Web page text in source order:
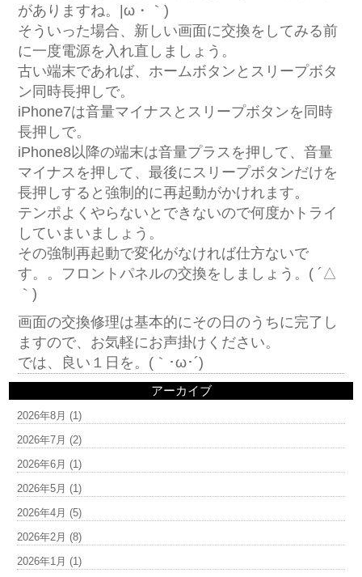
がありますね。|ω・｀)
そういった場合、新しい画面に交換をしてみる前
に一度電源を入れ直しましょう。
古い端末であれば、ホームボタンとスリープボタ
ン同時長押しで。
iPhone7は音量マイナスとスリープボタンを同時
長押しで。
iPhone8以降の端末は音量プラスを押して、音量
マイナスを押して、最後にスリープボタンだけを
長押しすると強制的に再起動がかけれます。
テンポよくやらないとできないので何度かトライ
していまいましょう。
その強制再起動で変化がなければ仕方ないで
す。。フロントパネルの交換をしましょう。( ´△
｀)
画面の交換修理は基本的にその日のうちに完了し
ますので、お気軽にお声掛けください。
では、良い１日を。(｀･ω･´)ゞ
アーカイブ
2026年8月 (1)
2026年7月 (2)
2026年6月 (1)
2026年5月 (1)
2026年4月 (5)
2026年2月 (8)
2026年1月 (1)